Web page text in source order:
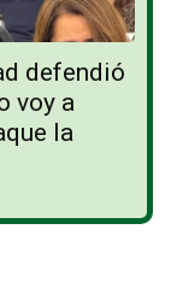
defendió
voy a
la